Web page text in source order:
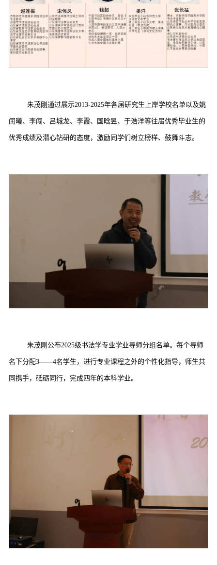
朱茂刚通过展示2013-2025年各届研究生上岸学校名单以及姚
闰曦、李闯、吕城龙、李霞、国晗昱、于浩洋等往届优秀毕业生的
优秀成绩及潜心钻研的态度，激励同学们树立榜样、鼓舞斗志。
朱茂刚公布2025级书法学专业学业导师分组名单。每个导师
名下分配3——4名学生，进行专业课程之外的个性化指导，师生共
同携手，砥砺同行，完成四年的本科学业。